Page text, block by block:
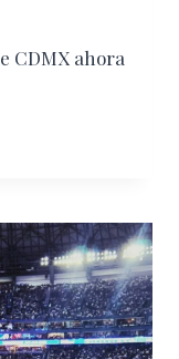
CDMX ahora